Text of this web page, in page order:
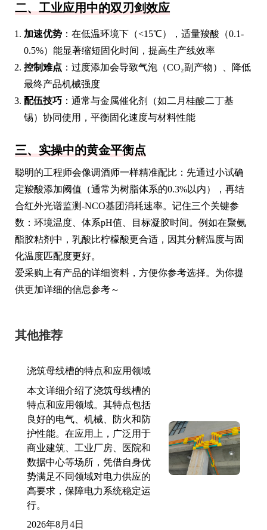
二、工业应用中的双刃剑效应
加速优势 ：在低温环境下（<15℃），适量羧酸（0.1-
0.5%）能显著缩短固化时间，提高生产线效率
控制难点 ：过度添加会导致气泡（CO₂副产物）、降低
最终产品机械强度
配伍技巧 ：通常与金属催化剂（如二月桂酸二丁基
锡）协同使用，平衡固化速度与材料性能
三、实操中的黄金平衡点
聪明的工程师会像调酒师一样精准配比：先通过小试确
定羧酸添加阈值（通常为树脂体系的0.3%以内），再结
合红外光谱监测-NCO基团消耗速率。记住三个关键参
数：环境温度、体系pH值、目标凝胶时间。例如在聚氨
酯胶粘剂中，乳酸比柠檬酸更合适，因其分解温度与固
化温度匹配度更好。
爱采购上有产品的详细资料，方便你参考选择。为你提
供更加详细的信息参考～
其他推荐
浇筑母线槽的特点和应用领域
本文详细介绍了浇筑母线槽的
特点和应用领域。其特点包括
良好的电气、机械、防火和防
护性能。在应用上，广泛用于
商业建筑、工业厂房、医院和
数据中心等场所，凭借自身优
势满足不同领域对电力供应的
高要求，保障电力系统稳定运
行。
2026年8月4日